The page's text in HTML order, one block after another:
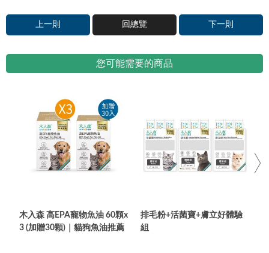
上一則 回總覽 下一則
您可能需要的商品
木入森 高EPA寵物魚油 60顆x
3 (加贈30顆)｜貓狗魚油推薦
排毛粉+活菌寶+膚立好體驗
組